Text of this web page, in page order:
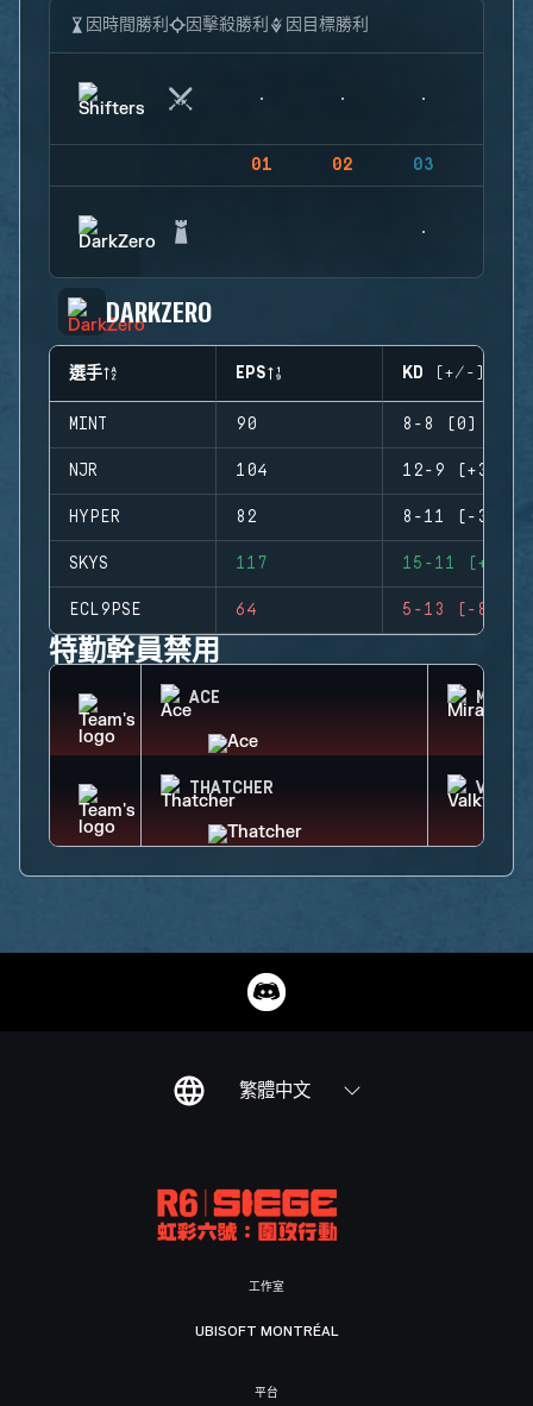
因時間勝利 因擊殺勝利 因目標勝利
01 02 03
DARKZERO
選手 EPS KD (+/-)
MINT 90 8-8 (0)
NJR 104 12-9 (+3)
HYPER 82 8-11 (-3)
SKYS 117 15-11 (+4)
ECL9PSE 64 5-13 (-8)
特勤幹員禁用
ACE MIRA
THATCHER
繁體中文
工作室
UBISOFT MONTRÉAL
平台